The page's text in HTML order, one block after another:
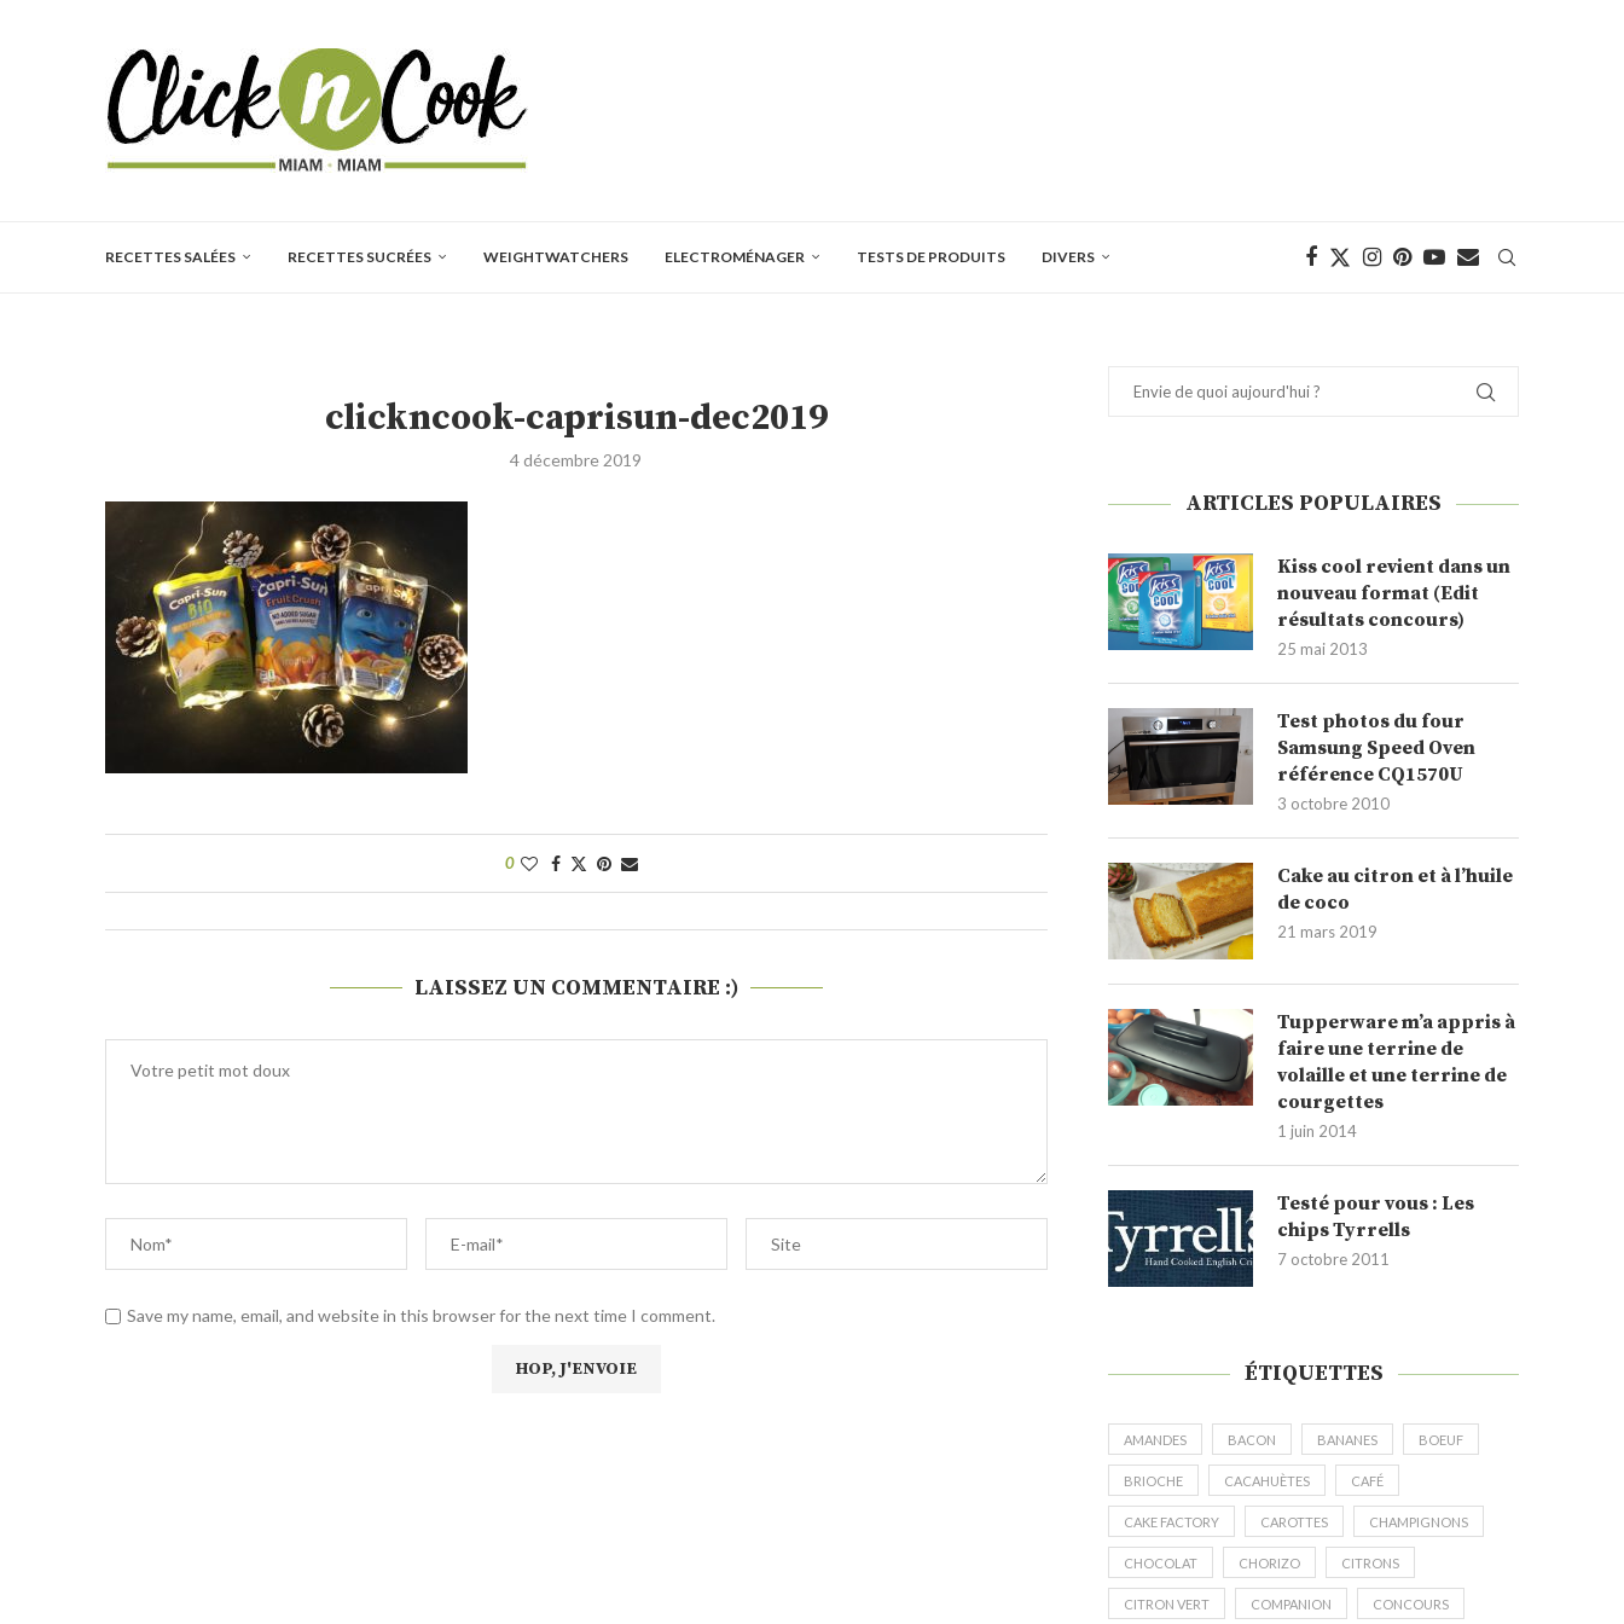
RECETTES SALÉES RECETTES SUCRÉES WEIGHTWATCHERS ELECTROMÉNAGER TESTS DE PRODUITS DIVERS
clickncook-caprisun-dec2019
4 décembre 2019
0
LAISSEZ UN COMMENTAIRE :)
Save my name, email, and website in this browser for the next time I comment.
ARTICLES POPULAIRES
Kiss cool revient dans un
nouveau format (Edit
résultats concours)
25 mai 2013
Test photos du four
Samsung Speed Oven
référence CQ1570U
3 octobre 2010
Cake au citron et à l’huile
de coco
21 mars 2019
Tupperware m’a appris à
faire une terrine de
volaille et une terrine de
courgettes
1 juin 2014
Testé pour vous : Les
chips Tyrrells
7 octobre 2011
ÉTIQUETTES
AMANDES BACON BANANES BOEUF
BRIOCHE CACAHUÈTES CAFÉ
CAKE FACTORY CAROTTES CHAMPIGNONS
CHOCOLAT CHORIZO CITRONS
CITRON VERT COMPANION CONCOURS